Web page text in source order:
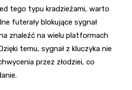
tego typu kradzieżami, warto
futerały blokujące sygnał
znaleźć na wielu platformach
temu, sygnał z kluczyka nie
przez złodziei, co